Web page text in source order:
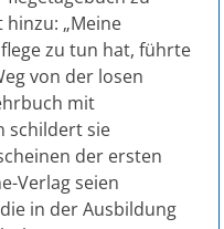
„Meine
zu tun hat, führte
von der losen
mit
schildert sie
der ersten
Verlag seien
in der Ausbildung